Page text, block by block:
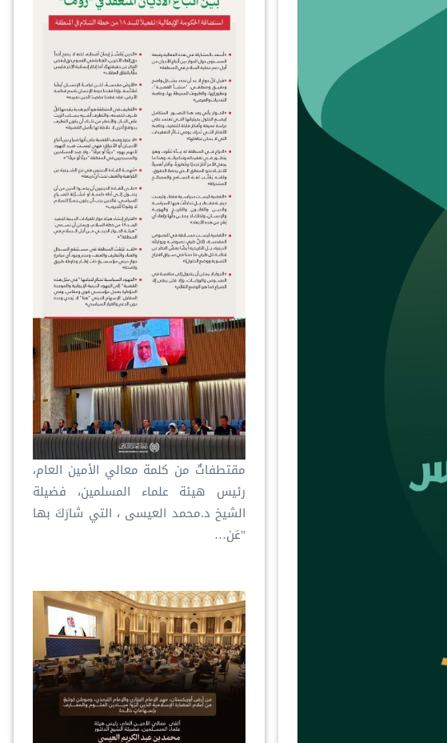
مقتطفاتٌ من كلمة معالي الأمين العام،
رئيس هيئة علماء المسلمين، فضيلة
الشيخ د.⁧‫محمد العيسى‬⁩ ‬⁩، التي شارَكَ بها
"عَن…